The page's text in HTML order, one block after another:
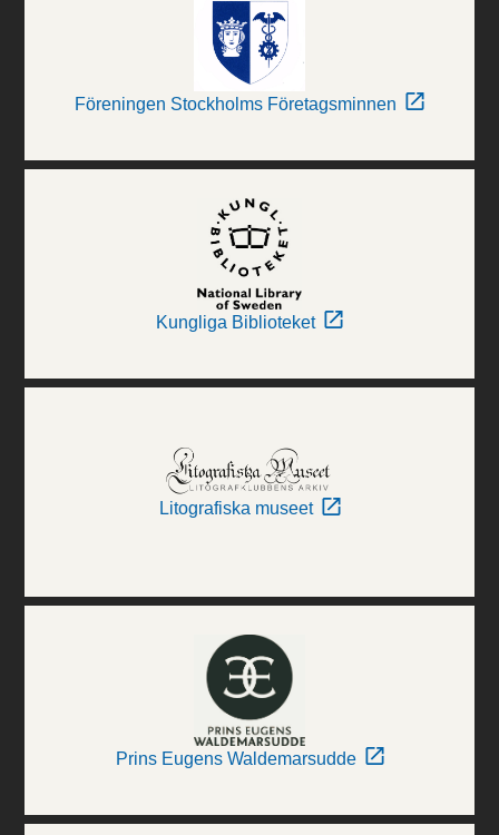
Föreningen Stockholms Företagsminnen
Kungliga Biblioteket
Litografiska museet
Prins Eugens Waldemarsudde